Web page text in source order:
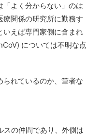
よく分からない」のは
関係の研究所に勤務す
いえば専門家側に含まれ
については不明な点
れているのか、筆者な
スの仲間であり、外側は